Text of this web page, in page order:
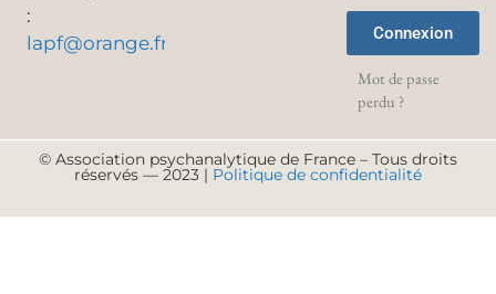
:
lapf@orange.fr
Connexion
Mot de passe
perdu ?
© Association psychanalytique de France – Tous droits
réservés — 2023 | Politique de confidentialité